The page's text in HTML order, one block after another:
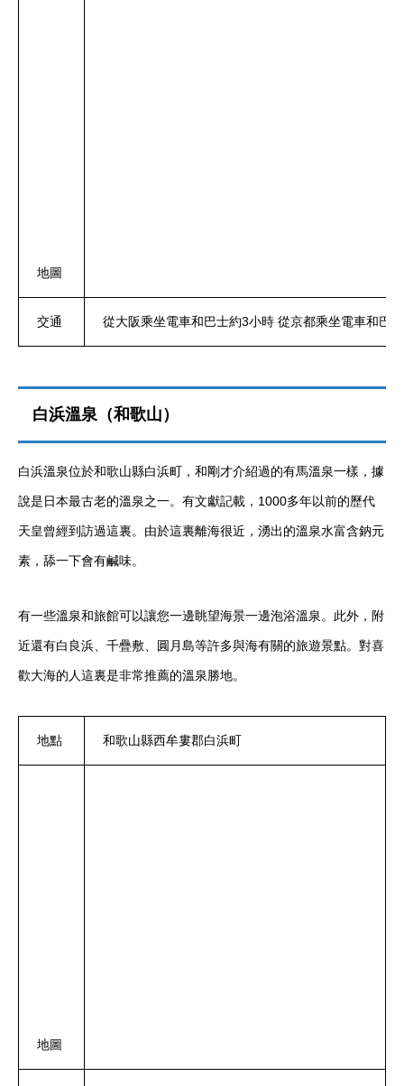
地圖
交通 從大阪乘坐電車和巴士約3小時 從京都乘坐電車和巴
白浜溫泉（和歌山）
白浜溫泉位於和歌山縣白浜町，和剛才介紹過的有馬溫泉一樣，據
說是日本最古老的溫泉之一。有文獻記載，1000多年以前的歷代
天皇曾經到訪過這裏。由於這裏離海很近，湧出的溫泉水富含鈉元
素，舔一下會有鹹味。
有一些溫泉和旅館可以讓您一邊眺望海景一邊泡浴溫泉。此外，附
近還有白良浜、千疊敷、圓月島等許多與海有關的旅遊景點。對喜
歡大海的人這裏是非常推薦的溫泉勝地。
地點 和歌山縣西牟婁郡白浜町
地圖